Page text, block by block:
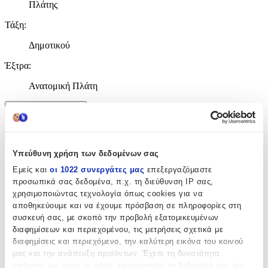
Υπεύθυνη χρήση των δεδομένων σας
Εμείς και οι 1022 συνεργάτες μας επεξεργαζόμαστε
προσωπικά σας δεδομένα, π.χ. τη διεύθυνση IP σας,
χρησιμοποιώντας τεχνολογία όπως cookies για να
αποθηκεύουμε και να έχουμε πρόσβαση σε πληροφορίες στη
συσκευή σας, με σκοπό την προβολή εξατομικευμένων
διαφημίσεων και περιεχομένου, τις μετρήσεις σχετικά με
διαφημίσεις και περιεχόμενο, την καλύτερη εικόνα του κοινού
μας και την ανάπτυξη προϊόντων. Έχετε τη δυνατότητα
Πλάτης
Τάξη:
Δημοτικού
Έξτρα:
Ανατομική Πλάτη
Χαρακτηριστικά
Χαρακτηριστικά
Κατασκευαστής
Gim
Βασικά Χαρακτηριστικά
Χρώμα: